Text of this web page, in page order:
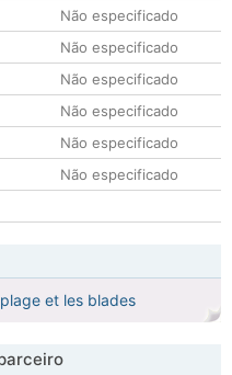
Não especificado
Não especificado
Não especificado
Não especificado
Não especificado
Não especificado
et les blades